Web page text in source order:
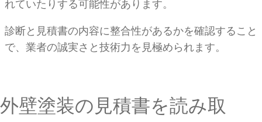
れていたりする可能性があります。
診断と見積書の内容に整合性があるかを確認すること
で、業者の誠実さと技術力を見極められます。
外壁塗装の見積書を読み取